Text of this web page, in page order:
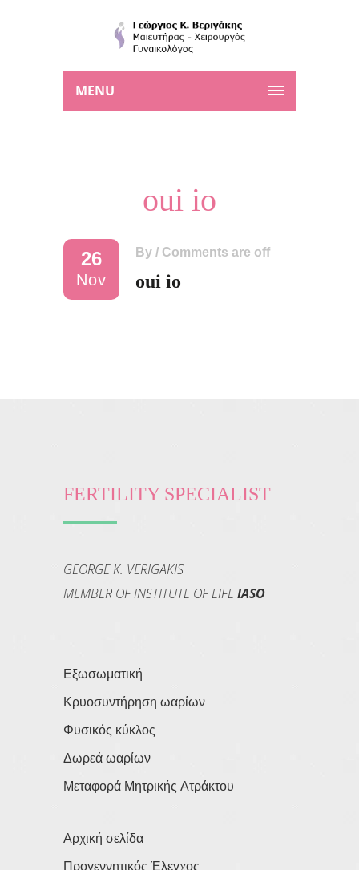
MENU
oui io
26
Nov
By / Comments are off
oui io
FERTILITY SPECIALIST
GEORGE K. VERIGAKIS
MEMBER OF INSTITUTE OF LIFEIASO
Εξωσωματική
Κρυοσυντήρηση ωαρίων
Φυσικός κύκλος
Δωρεά ωαρίων
Μεταφορά Μητρικής Ατράκτου
Αρχική σελίδα
Προγεννητικός Έλεγχος